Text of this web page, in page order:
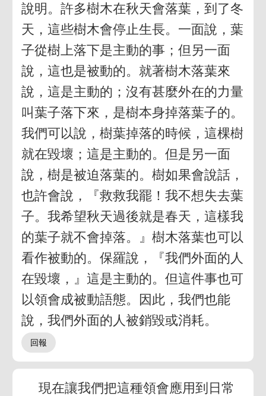
說明。許多樹木在秋天會落葉，到了冬
天，這些樹木會停止生長。一面說，葉
子從樹上落下是主動的事；但另一面
說，這也是被動的。就著樹木落葉來
說，這是主動的；沒有甚麼外在的力量
叫葉子落下來，是樹本身掉落葉子的。
我們可以說，樹葉掉落的時候，這棵樹
就在毀壞；這是主動的。但是另一面
說，樹是被迫落葉的。樹如果會說話，
也許會說，『救救我罷！我不想失去葉
子。我希望秋天過後就是春天，這樣我
的葉子就不會掉落。』樹木落葉也可以
看作被動的。保羅說，『我們外面的人
在毀壞，』這是主動的。但這件事也可
以領會成被動語態。因此，我們也能
說，我們外面的人被銷毀或消耗。
現在讓我們把這種領會應用到日常